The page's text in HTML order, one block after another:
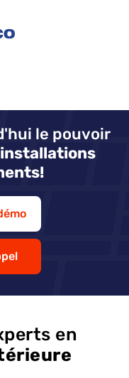
le pouvoir
installations
en